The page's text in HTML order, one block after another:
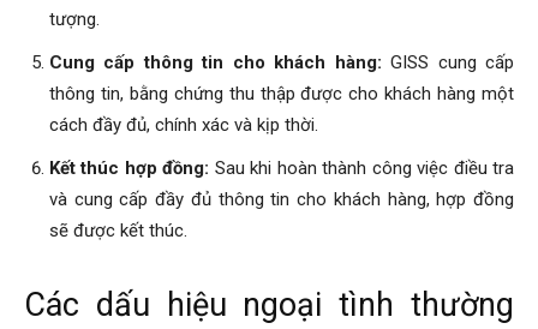
tượng.
Cung cấp thông tin cho khách hàng: GISS cung cấp
thông tin, bằng chứng thu thập được cho khách hàng một
cách đầy đủ, chính xác và kịp thời.
Kết thúc hợp đồng: Sau khi hoàn thành công việc điều tra
và cung cấp đầy đủ thông tin cho khách hàng, hợp đồng
sẽ được kết thúc.
Các dấu hiệu ngoại tình thường